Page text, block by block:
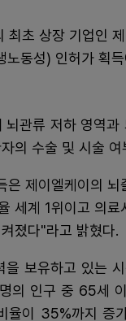
초 상장 기업인
동성) 인허가 획
관류 저하 영역과
의 수술 및 시술
제이엘케이의
세계 1위이고 의
졌다"라고 밝혔다.
보유하고 있는
의 인구 중 65세
이 35%까지 증